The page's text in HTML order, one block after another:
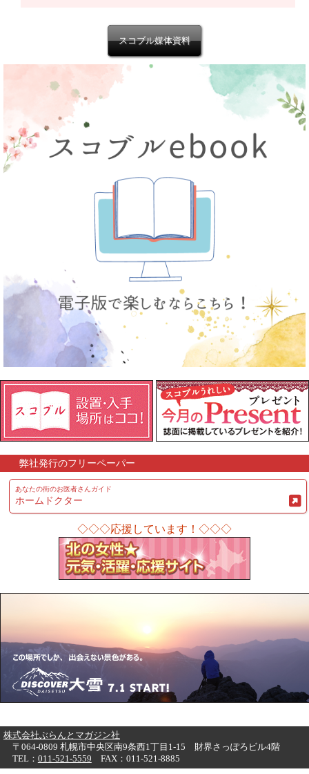
スコブル媒体資料
弊社発行のフリーペーパー
あなたの街のお医者さんガイド
ホームドクター
◇◇◇応援しています！◇◇◇
株式会社ぶらんとマガジン社
〒064-0809 札幌市中央区南9条西1丁目1-15 財界さっぽろビル4階
TEL： 011-521-5559 FAX：011-521-8885